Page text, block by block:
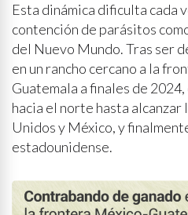
Esta dinámica dificulta cada
contención de parásitos
del Nuevo Mundo. Tras ser
en un rancho cercano a la
Guatemala a finales de
hacia el norte hasta
Unidos y México, y
estadounidense.